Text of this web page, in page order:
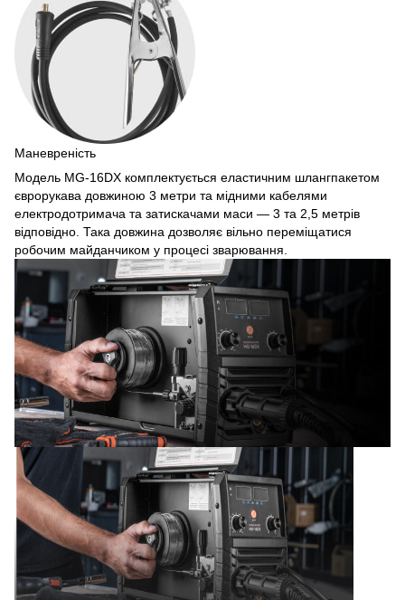
Маневреність
Модель MG-16DX комплектується еластичним шлангпакетом
єврорукава довжиною 3 метри та мідними кабелями
електродотримача та затискачами маси — 3 та 2,5 метрів
відповідно. Така довжина дозволяє вільно переміщатися
робочим майданчиком у процесі зварювання.